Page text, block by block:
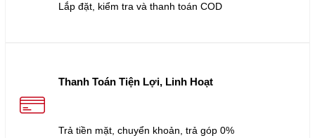
Lắp đặt, kiểm tra và thanh toán COD
Thanh Toán Tiện Lợi, Linh Hoạt
Trả tiền mặt, chuyển khoản, trả góp 0%